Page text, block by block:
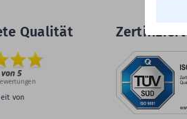
Qualität
von
Zertifiziert